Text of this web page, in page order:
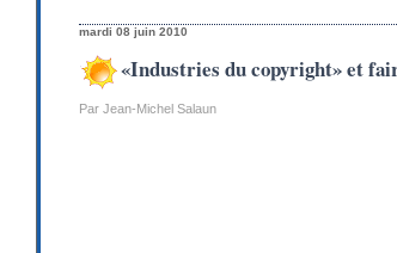
mardi 08 juin 2010
«Industries du copyright» et
Par Jean-Michel Salaun